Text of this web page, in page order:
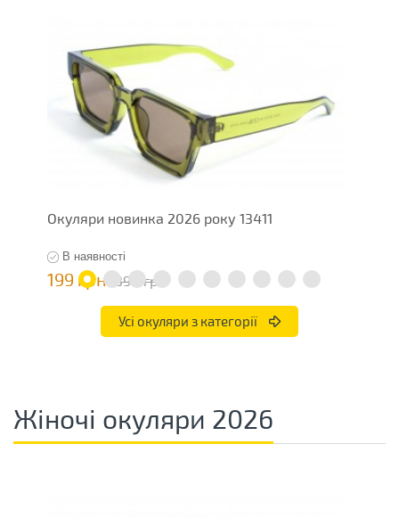
Окуляри новинка 2026 року 13411
В наявності
199 грн 398 грн
Усі окуляри з категорії
Жіночі окуляри 2026